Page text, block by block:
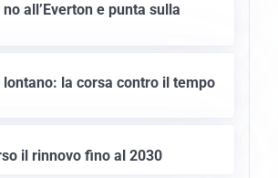
all’Everton e punta sulla
lontano: la corsa contro il tempo
il rinnovo fino al 2030